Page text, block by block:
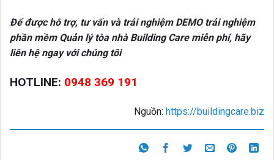
Để được hỗ trợ, tư vấn và trải nghiệm DEMO trải nghiệm
phần mềm Quản lý tòa nhà Building Care miễn phí, hãy
liên hệ ngay với chúng tôi
HOTLINE: 0948 369 191
Nguồn: https://buildingcare.biz